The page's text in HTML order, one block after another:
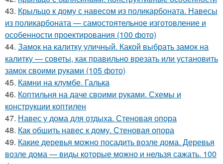
43. Крыльцо к дому с навесом из поликарбоната. Навесы
из поликарбоната — самостоятельное изготовление и
особенности проектирования (100 фото)
44. Замок на калитку уличный. Какой выбрать замок на
калитку — советы, как правильно врезать или установить
замок своими руками (105 фото)
45. Камни на клумбе. Галька
46. Коптильня на даче своими руками. Схемы и
конструкции коптилен
47. Навес у дома для отдыха. Стеновая опора
48. Как обшить навес к дому. Стеновая опора
49. Какие деревья можно посадить возле дома. Деревья
возле дома — виды которые можно и нельзя сажать. 100